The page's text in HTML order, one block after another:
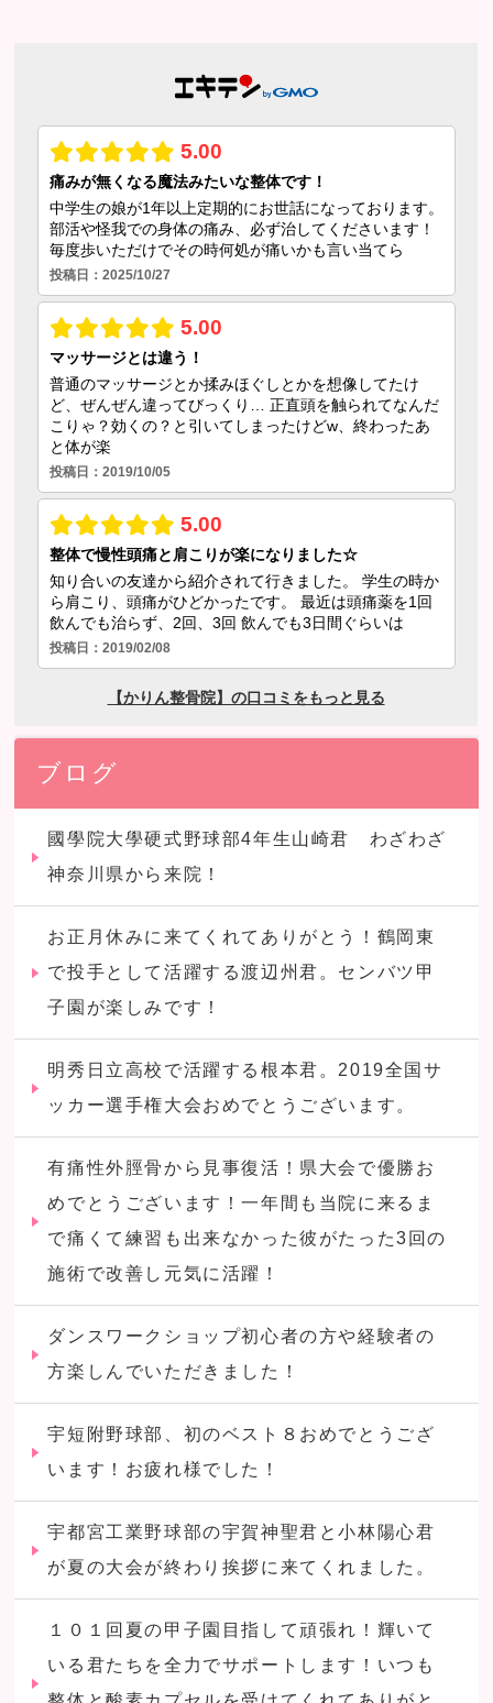
ブログ
國學院大學硬式野球部4年生山崎君 わざわざ
神奈川県から来院！
お正月休みに来てくれてありがとう！鶴岡東
で投手として活躍する渡辺州君。センバツ甲
子園が楽しみです！
明秀日立高校で活躍する根本君。2019全国サ
ッカー選手権大会おめでとうございます。
有痛性外脛骨から見事復活！県大会で優勝お
めでとうございます！一年間も当院に来るま
で痛くて練習も出来なかった彼がたった3回の
施術で改善し元気に活躍！
ダンスワークショップ初心者の方や経験者の
方楽しんでいただきました！
宇短附野球部、初のベスト８おめでとうござ
います！お疲れ様でした！
宇都宮工業野球部の宇賀神聖君と小林陽心君
が夏の大会が終わり挨拶に来てくれました。
１０１回夏の甲子園目指して頑張れ！輝いて
いる君たちを全力でサポートします！いつも